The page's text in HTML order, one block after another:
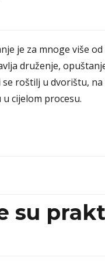
je za mnoge više
druženje,
roštilj u dvorištu,
cijelom procesu.
su